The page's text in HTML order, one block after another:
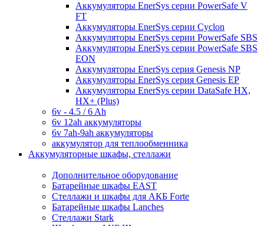
Аккумуляторы EnerSys серии PowerSafe V
FT
Аккумуляторы EnerSys серии Cyclon
Аккумуляторы EnerSys серии PowerSafe SBS
Аккумуляторы EnerSys серии PowerSafe SBS
EON
Аккумуляторы EnerSys серия Genesis NP
Аккумуляторы EnerSys серия Genesis EP
Аккумуляторы EnerSys серии DataSafe HX,
HX+ (Plus)
6v - 4.5 / 6 Ah
6v 12ah аккумуляторы
6v 7ah-9ah аккумуляторы
аккумулятор для теплообменника
Аккумуляторные шкафы, стеллажи
Дополнительное оборудование
Батарейные шкафы EAST
Стеллажи и шкафы для АКБ Forte
Батарейные шкафы Lanches
Стеллажи Stark